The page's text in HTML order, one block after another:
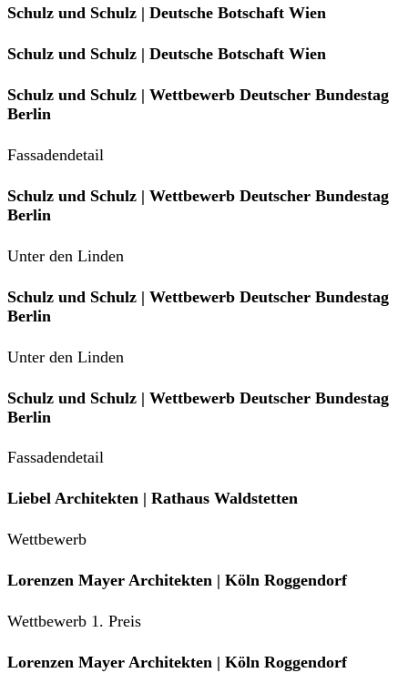
Schulz und Schulz | Deutsche Botschaft Wien
Schulz und Schulz | Deutsche Botschaft Wien
Schulz und Schulz | Wettbewerb Deutscher Bundestag
Berlin
Fassadendetail
Schulz und Schulz | Wettbewerb Deutscher Bundestag
Berlin
Unter den Linden
Schulz und Schulz | Wettbewerb Deutscher Bundestag
Berlin
Unter den Linden
Schulz und Schulz | Wettbewerb Deutscher Bundestag
Berlin
Fassadendetail
Liebel Architekten | Rathaus Waldstetten
Wettbewerb
Lorenzen Mayer Architekten | Köln Roggendorf
Wettbewerb 1. Preis
Lorenzen Mayer Architekten | Köln Roggendorf